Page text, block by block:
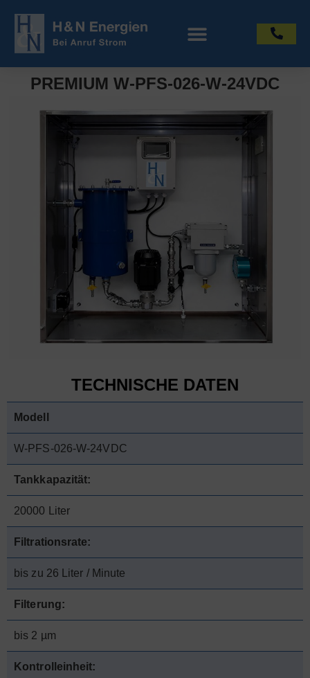
PREMIUM W-PFS-026-W-24VDC
TECHNISCHE DATEN
Modell
W-PFS-026-W-24VDC
Tankkapazität:
20000 Liter
Filtrationsrate:
bis zu 26 Liter / Minute
Filterung:
bis 2 µm
Kontrolleinheit: